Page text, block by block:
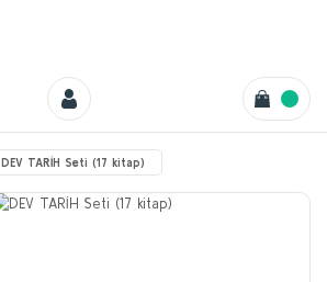
DEV TARİH Seti (17 kitap)